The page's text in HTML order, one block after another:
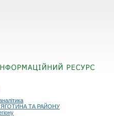
ТА РАЙОНУ